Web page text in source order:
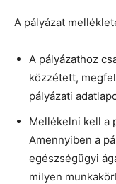
A pályázat
A pályázathoz
közzétett,
pályázati
Mellékelni kell a
Amennyiben a
egészségügyi
milyen